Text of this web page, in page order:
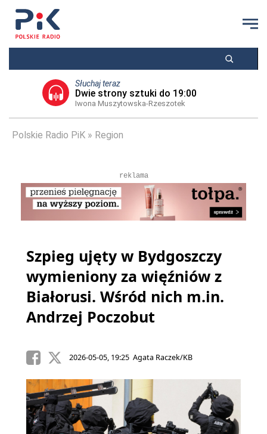
Słuchaj teraz
Dwie strony sztuki do 19:00
Iwona Muszytowska-Rzeszotek
Polskie Radio PiK Region
reklama
Szpieg ujęty w Bydgoszczy
wymieniony za więźniów z
Białorusi. Wśród nich m.in.
Andrzej Poczobut
2026-05-05, 19:25 Agata Raczek/KB